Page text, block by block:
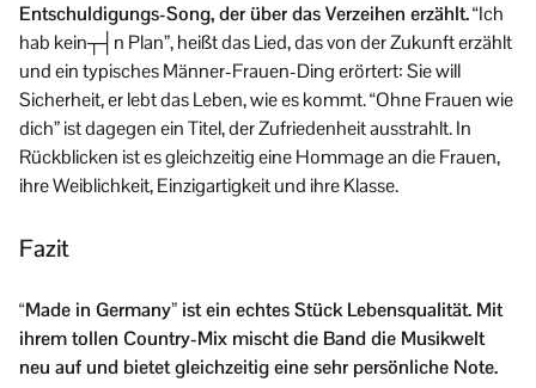
Entschuldigungs-Song, der über das Verzeihen erzählt.“Ich
hab kein┬┤n Plan”, heißt das Lied, das von der Zukunft erzählt
und ein typisches Männer-Frauen-Ding erörtert: Sie will
Sicherheit, er lebt das Leben, wie es kommt. “Ohne Frauen wie
dich” ist dagegen ein Titel, der Zufriedenheit ausstrahlt. In
Rückblicken ist es gleichzeitig eine Hommage an die Frauen,
ihre Weiblichkeit, Einzigartigkeit und ihre Klasse.
Fazit
“Made in Germany” ist ein echtes Stück Lebensqualität. Mit
ihrem tollen Country-Mix mischt die Band die Musikwelt
neu auf und bietet gleichzeitig eine sehr persönliche Note.